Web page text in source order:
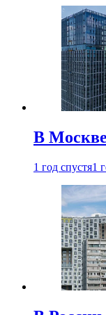
В
1 год спустя1